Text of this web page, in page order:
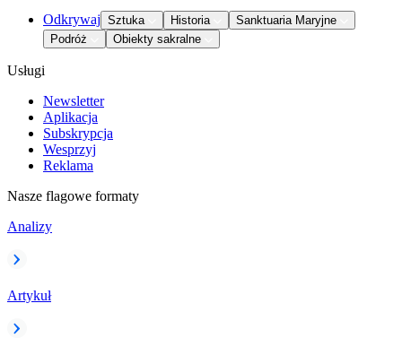
Odkrywaj Sztuka Historia
Sanktuaria Maryjne
Podróż
Obiekty sakralne
Usługi
Newsletter
Aplikacja
Subskrypcja
Wesprzyj
Reklama
Nasze flagowe formaty
Analizy
Artykuł